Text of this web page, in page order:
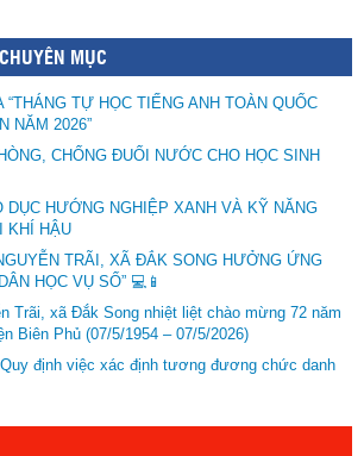
MỤC
TỰ HỌC TIẾNG ANH TOÀN QUỐC
NĂM 2026”
CHỐNG ĐUỐI NƯỚC CHO HỌC SINH
DỤC HƯỚNG NGHIỆP XANH VÀ KỸ NĂNG
KHÍ HẬU
TRÃI, XÃ ĐẮK SONG HƯỞNG ỨNG
HỌC VỤ SỐ” 💻📱
Trãi, xã Đắk Song nhiệt liệt chào mừng 72 năm
Biên Phủ (07/5/1954 – 07/5/2026)
định việc xác định tương đương chức danh